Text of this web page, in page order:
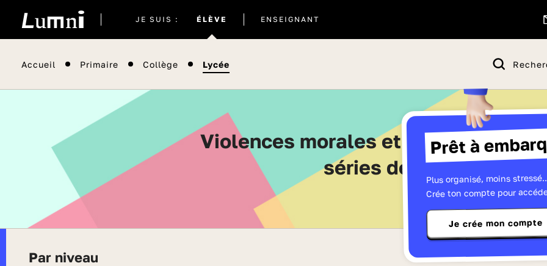
JE SUIS : ÉLÈVE
actuel
ENSEIGNANT
Accueil Primaire Collège Lycée
Prêt à
Plus organisé, moins
Crée ton compte pour
Je crée mon compte
Violences morales et physiques - Toutes les
séries de Seconde
Par niveau